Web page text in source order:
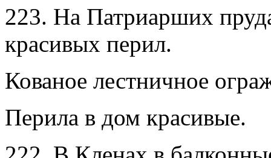
223. На Патриарших
красивых перил.
Кованое лестничное
Перила в дом красивые.